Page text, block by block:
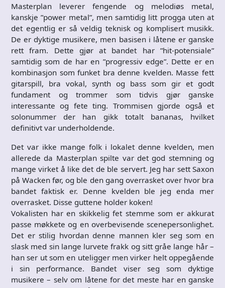
Masterplan leverer fengende og melodiøs metal,
kanskje ”power metal”, men samtidig litt progga uten at
det egentlig er så veldig teknisk og komplisert musikk.
De er dyktige musikere, men basisen i låtene er ganske
rett fram. Dette gjør at bandet har ”hit-potensiale”
samtidig som de har en ”progressiv edge”. Dette er en
kombinasjon som funket bra denne kvelden. Masse fett
gitarspill, bra vokal, synth og bass som gir et godt
fundament og trommer som tidvis gjør ganske
interessante og fete ting. Trommisen gjorde også et
solonummer der han gikk totalt bananas, hvilket
definitivt var underholdende.
Det var ikke mange folk i lokalet denne kvelden, men
allerede da Masterplan spilte var det god stemning og
mange virket å like det de ble servert. Jeg har sett Saxon
på Wacken før, og ble den gang overrasket over hvor bra
bandet faktisk er. Denne kvelden ble jeg enda mer
overrasket. Disse guttene holder koken!
Vokalisten har en skikkelig fet stemme som er akkurat
passe møkkete og en overbevisende scenepersonlighet.
Det er stilig hvordan denne mannen kler seg som en
slask med sin lange lurvete frakk og sitt gråe lange hår –
han ser ut som en uteligger men virker helt oppegående
i sin performance. Bandet viser seg som dyktige
musikere – selv om låtene for det meste har en ganske